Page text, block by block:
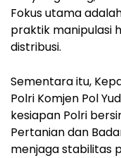
Fokus utama
praktik manipulasi
distribusi.
Sementara itu,
Polri Komjen Pol
kesiapan Polri
Pertanian dan
menjaga stabilitas